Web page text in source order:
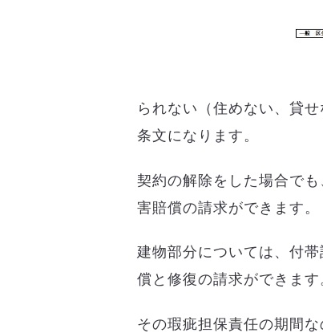
られない（住めない、貸
条文になります。
契約の解除をした場合で
害賠償の請求ができます。
建物部分については、付
償と修復の請求ができます
その瑕疵担保責任の期間